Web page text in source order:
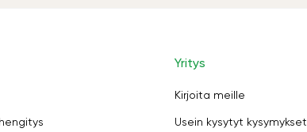
Yritys
Kirjoita meille
Usein kysytyt kysymykset